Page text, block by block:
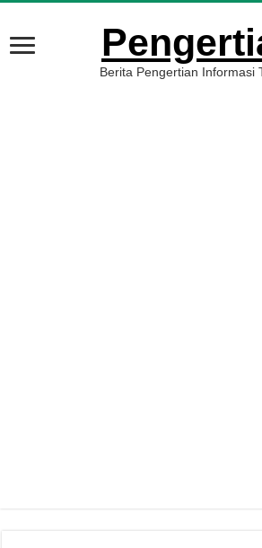
Berita Pengertian Informasi